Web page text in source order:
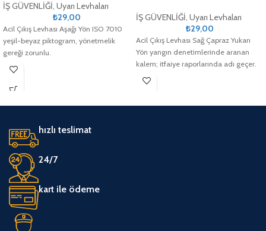
İŞ GÜVENLİĞİ, Uyarı Levhaları
₺29,00
Acil Çıkış Levhası Aşağı Yön ISO 7010
yeşil-beyaz piktogram, yönetmelik
gereği zorunlu.
İŞ GÜVENLİĞİ, Uyarı Levhaları
₺29,00
Acil Çıkış Levhası Sağ Çapraz Yukarı
Yön yangın denetimlerinde aranan
kalem; itfaiye raporlarında adı geçer.
hızlı teslimat
24/7
kart ile ödeme